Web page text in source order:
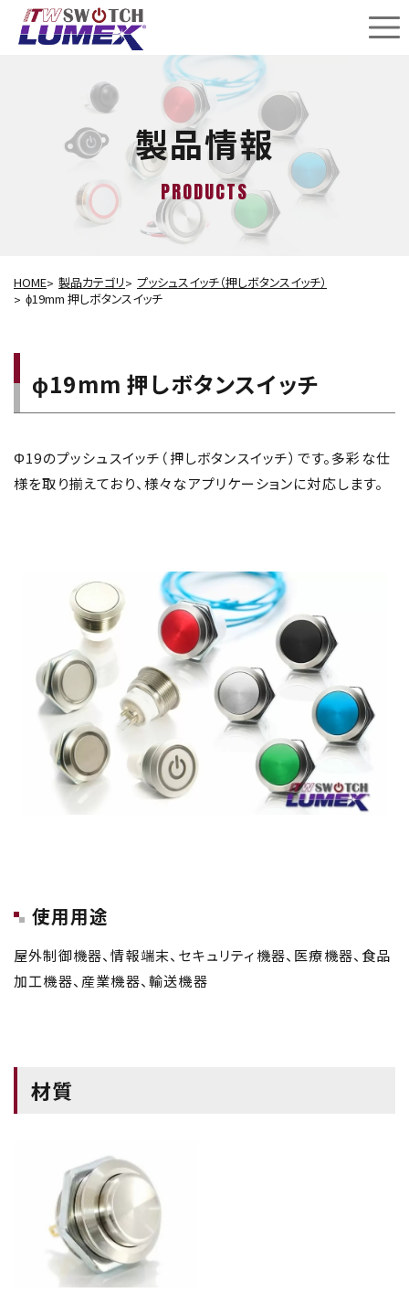
製品情報
PRODUCTS
HOME 製品カテゴリ
プッシュスイッチ（押しボタンスイッチ）
ɸ19mm 押しボタンスイッチ
ɸ19mm 押しボタンスイッチ
Φ19のプッシュスイッチ（押しボタンスイッチ）です。多彩な仕
様を取り揃えており、様々なアプリケーションに対応します。
使用用途
屋外制御機器、情報端末、セキュリティ機器、医療機器、食品
加工機器、産業機器、輸送機器
材質